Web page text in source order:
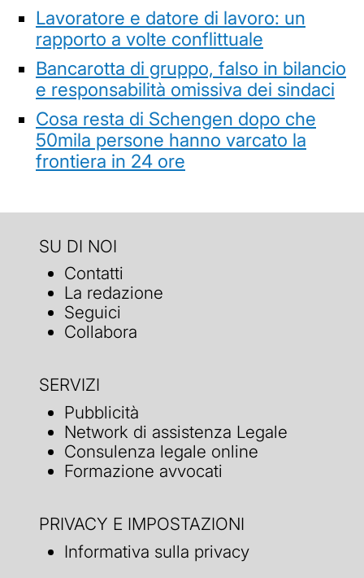
Lavoratore e datore di lavoro: un
rapporto a volte conflittuale
Bancarotta di gruppo, falso in bilancio
e responsabilità omissiva dei sindaci
Cosa resta di Schengen dopo che
50mila persone hanno varcato la
frontiera in 24 ore
SU DI NOI
Contatti
La redazione
Seguici
Collabora
SERVIZI
Pubblicità
Network di assistenza Legale
Consulenza legale online
Formazione avvocati
PRIVACY E IMPOSTAZIONI
Informativa sulla privacy